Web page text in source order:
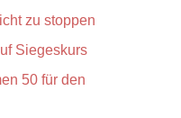
zu stoppen
Siegeskurs
50 für den